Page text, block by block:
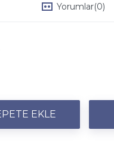
Yorumlar(0)